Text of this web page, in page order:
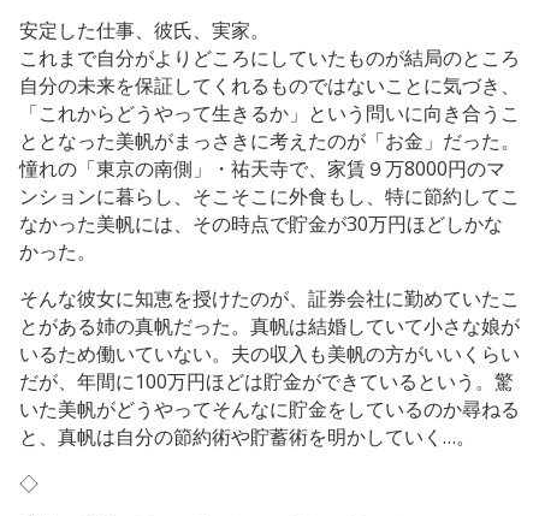
安定した仕事、彼氏、実家。
これまで自分がよりどころにしていたものが結局のところ
自分の未来を保証してくれるものではないことに気づき、
「これからどうやって生きるか」という問いに向き合うこ
ととなった美帆がまっさきに考えたのが「お金」だった。
憧れの「東京の南側」・祐天寺で、家賃９万8000円のマ
ンションに暮らし、そこそこに外食もし、特に節約してこ
なかった美帆には、その時点で貯金が30万円ほどしかな
かった。
そんな彼女に知恵を授けたのが、証券会社に勤めていたこ
とがある姉の真帆だった。真帆は結婚していて小さな娘が
いるため働いていない。夫の収入も美帆の方がいいくらい
だが、年間に100万円ほどは貯金ができているという。驚
いた美帆がどうやってそんなに貯金をしているのか尋ねる
と、真帆は自分の節約術や貯蓄術を明かしていく…。
◇